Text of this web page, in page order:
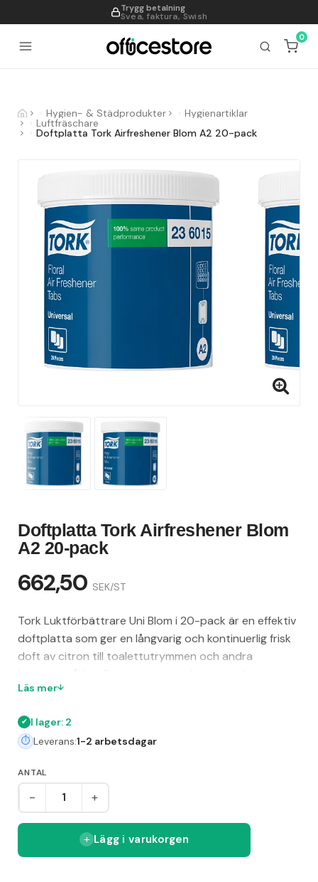
Trygg betalning
Svea, faktura, Swish
995
0
Hygien- & Städprodukter Hygienartiklar
Luftfräschare
Doftplatta Tork Airfreshener Blom A2 20-pack
Doftplatta Tork Airfreshener Blom
A2 20-pack
662,50 SEK/ST
Tork Luktförbättrare Uni Blom i 20-pack är en effektiv
doftplatta som ger en långvarig och kontinuerlig frisk
doft av citron till toalettutrymmen och andra
avger en fräsch doft och är enkel att underhålla, vilket
paket innehåller 20 stycken doftplattor, lämpliga för
att ge toalettutrymmen ett rent och fräscht intryck.
Läs mer
I lager: 2
Leverans:1-2 arbetsdagar
ANTAL
- +
Lägg i varukorgen